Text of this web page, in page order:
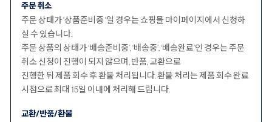
주문 취소
주문 상태가 '상품준비중 '일 경우는 쇼핑몰 마이페이지에서 신청하
실 수 있습니다.
주문 상품의 상태가 ‘배송준비중’, ‘배송중’, ‘배송완료’인 경우는 주문
취소 신청이 진행이 되지 않으며, 반품, 교환으로
진행한 뒤 제품 회수 후 환불 처리됩니다. 환불 처리는 제품 회수 완료
시점으로 최대 15일 이내에 처리해 드립니다.
교환/반품/환불